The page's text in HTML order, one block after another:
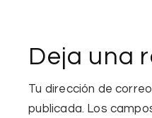
Deja una
Tu dirección de
publicada. Los